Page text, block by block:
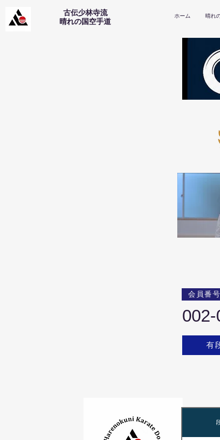
古伝少林寺流
​晴れの国空手道
ホーム 晴れ
会員番号
有